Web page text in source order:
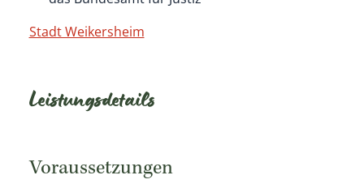
Stadt Weikersheim
Leistungsdetails
Voraussetzungen